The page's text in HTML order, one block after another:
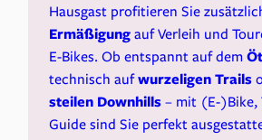
Hausgast profitieren Sie
Ermäßigungauf Verleih und
E-Bikes. Ob entspannt auf dem
technisch aufwurzeligen Trails
steilen Downhills– mit (E-)Bike,
Guide sind Sie perfekt